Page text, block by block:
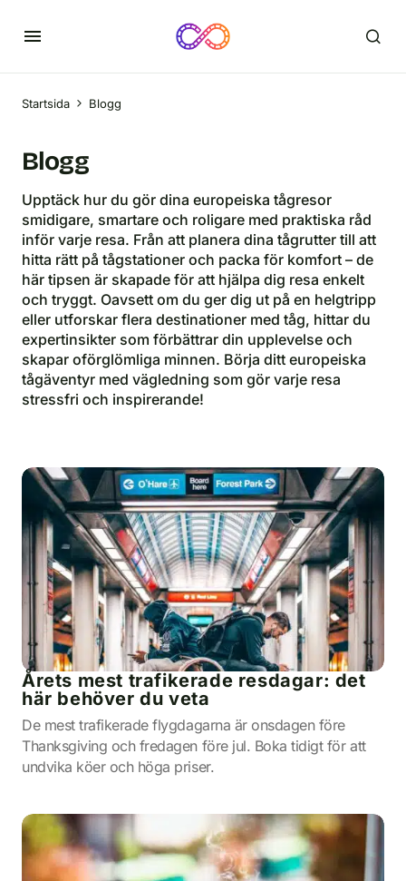
Startsida Blogg
Blogg
Upptäck hur du gör dina europeiska tågresor
smidigare, smartare och roligare med praktiska råd
inför varje resa. Från att planera dina tågrutter till att
hitta rätt på tågstationer och packa för komfort – de
här tipsen är skapade för att hjälpa dig resa enkelt
och tryggt. Oavsett om du ger dig ut på en helgtripp
eller utforskar flera destinationer med tåg, hittar du
expertinsikter som förbättrar din upplevelse och
skapar oförglömliga minnen. Börja ditt europeiska
tågäventyr med vägledning som gör varje resa
stressfri och inspirerande!
Årets mest trafikerade resdagar: det
här behöver du veta
De mest trafikerade flygdagarna är onsdagen före
Thanksgiving och fredagen före jul. Boka tidigt för att
undvika köer och höga priser.